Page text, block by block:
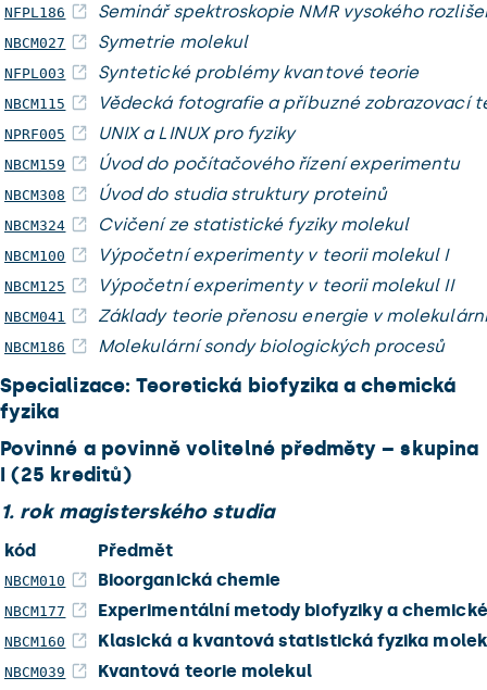
NFPL186 Seminář spektroskopie NMR vysokého
NBCM027 Symetrie molekul
NFPL003 Syntetické problémy kvantové teorie
NBCM115 Vědecká fotografie a příbuzné zobrazovací
NPRF005 UNIX a LINUX pro fyziky
NBCM159 Úvod do počítačového řízení experimentu
NBCM308 Úvod do studia struktury proteinů
NBCM324 Cvičení ze statistické fyziky molekul
NBCM100 Výpočetní experimenty v teorii molekul I
NBCM125 Výpočetní experimenty v teorii molekul II
NBCM041 Základy teorie přenosu energie v
NBCM186 Molekulární sondy biologických procesů
Specializace: Teoretická biofyzika a chemická
fyzika
Povinné a povinně volitelné předměty – skupina
I (25 kreditů)
1. rok magisterského studia
kód Předmět
NBCM010 Bioorganická chemie
NBCM177 Experimentální metody biofyziky a
NBCM160 Klasická a kvantová statistická fyzika
NBCM039 Kvantová teorie molekul